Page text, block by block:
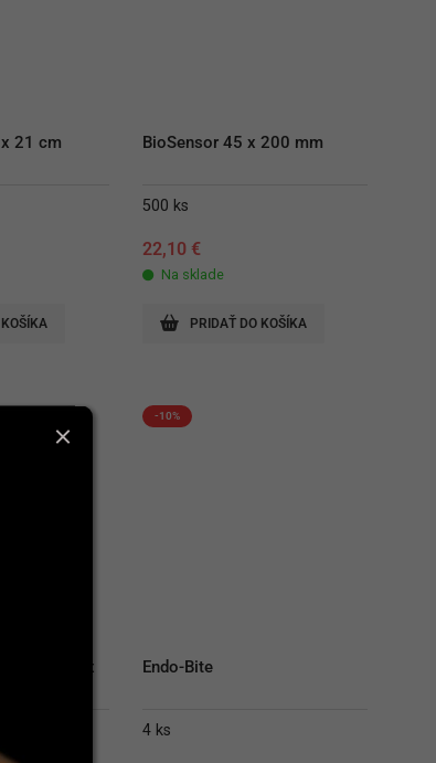
21 cm BioSensor 45 x 200 mm
500 ks
22,10 €
Na sklade
PRIDAŤ DO KOŠÍKA
Sleeves 40 x
-10%
Endo-Bite
4 ks